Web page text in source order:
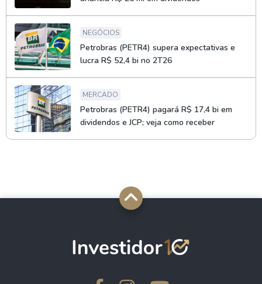
NEGÓCIOS
Petrobras (PETR4) supera expectativas e
lucra R$ 52,4 bi no 2T26
MERCADO
Petrobras (PETR4) pagará R$ 17,4 bi em
dividendos e JCP; veja como receber